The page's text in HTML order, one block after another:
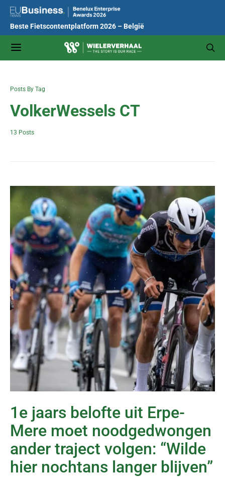
Beste Fietscontentplatform 2026 – België
Posts By Tag
VolkerWessels CT
13 Posts
1e jaars belofte uit Erpe-
Mere moet noodgedwongen
ander traject volgen: “Wilde
hier nochtans langer blijven”